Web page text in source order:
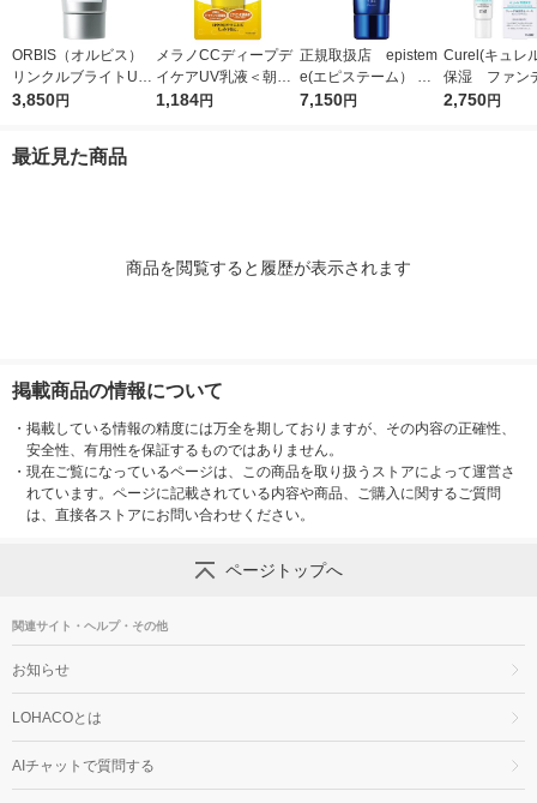
ORBIS（オルビス）
リンクルブライトUV
プロテクター N 50g
3,850円
メラノCCディープデ
イケアUV乳液＜朝用
日焼け止め乳液＞50g
1,184円
正規取扱店 epistem
e(エピステーム） ホ
ワイトUVレーザー SP
7,150円
Curel(キュレ
保湿 ファン
止ベース 30
2,750円
最近見た商品
商品を閲覧すると履歴が表示されます
掲載商品の情報について
・ 掲載している情報の精度には万全を期しておりますが、その内容の正確性、
安全性、有用性を保証するものではありません。
・ 現在ご覧になっているページは、この商品を取り扱うストアによって運営さ
れています。ページに記載されている内容や商品、ご購入に関するご質問
は、直接各ストアにお問い合わせください。
ページトップへ
関連サイト・ヘルプ・その他
お知らせ
LOHACOとは
AIチャットで質問する